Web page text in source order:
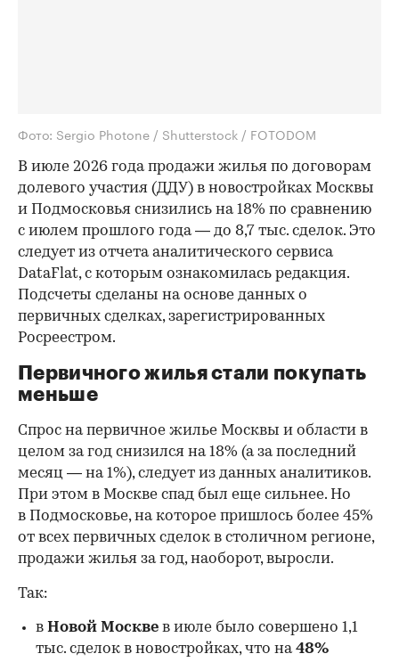
Фото: Sergio Photone / Shutterstock / FOTODOM
В июле 2026 года продажи жилья по договорам
долевого участия (ДДУ) в новостройках Москвы
и Подмосковья снизились на 18% по сравнению
с июлем прошлого года — до 8,7 тыс. сделок. Это
следует из отчета аналитического сервиса
DataFlat, с которым ознакомилась редакция.
Подсчеты сделаны на основе данных о
первичных сделках, зарегистрированных
Росреестром.
Первичного жилья стали покупать
меньше
Спрос на первичное жилье Москвы и области в
целом за год снизился на 18% (а за последний
месяц — на 1%), следует из данных аналитиков.
При этом в Москве спад был еще сильнее. Но
в Подмосковье, на которое пришлось более 45%
от всех первичных сделок в столичном регионе,
продажи жилья за год, наоборот, выросли.
Так:
в Новой Москве в июле было совершено 1,1
тыс. сделок в новостройках, что на48%